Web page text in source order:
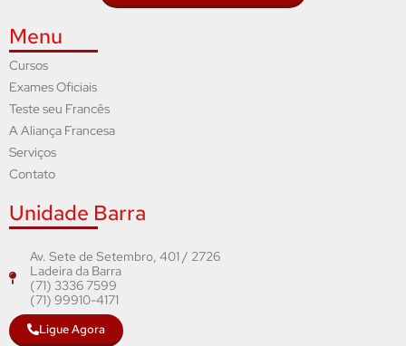
Menu
Cursos
Exames Oficiais
Teste seu Francês
A Aliança Francesa
Serviços
Contato
Unidade Barra
Av. Sete de Setembro, 401 / 2726
Ladeira da Barra
(71) 3336 7599
(71) 99910-4171
Ligue Agora